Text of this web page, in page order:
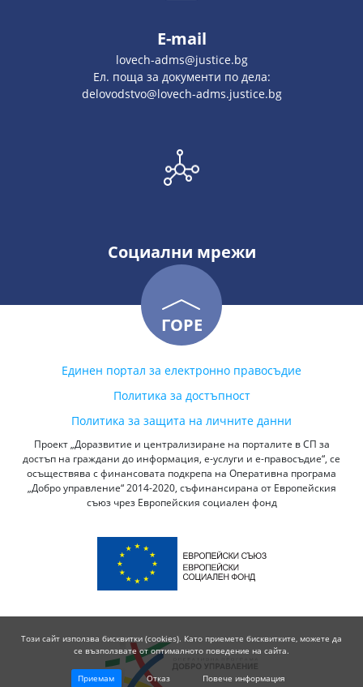
E-mail
lovech-adms@justice.bg
Ел. поща за документи по дела:
delovodstvo@lovech-adms.justice.bg
Социални мрежи
ГОРЕ
Единен портал за електронно правосъдие
Политика за достъпност
Политика за защита на личните данни
Проект „Доразвитие и централизиране на порталите в СП за
достъп на граждани до информация, е-услуги и е-правосъдие“, се
осъществява с финансовата подкрепа на Оперативна програма
„Добро управление“ 2014-2020, съфинансирана от Европейския
съюз чрез Европейския социален фонд
Този сайт използва бисквитки (cookies). Като приемете бисквитките, можете да
се възползвате от оптималното поведение на сайта.
Приемам Отказ Повече информация